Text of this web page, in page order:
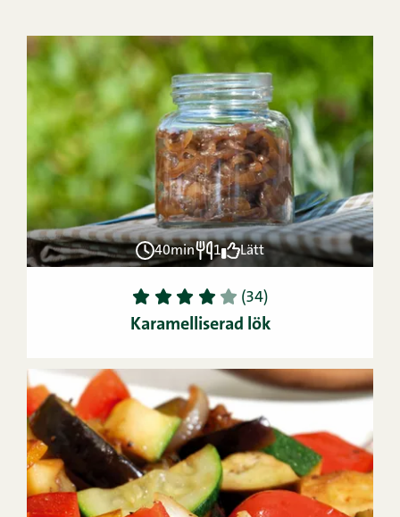
40min 1 Lätt
1 2 3 4 5 (34)
Karamelliserad lök